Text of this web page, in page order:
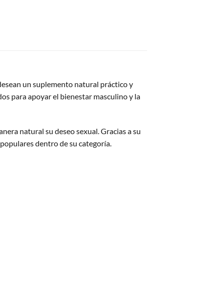
un suplemento natural práctico y
para apoyar el bienestar masculino y la
natural su deseo sexual. Gracias a su
dentro de su categoría.